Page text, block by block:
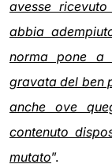
avesse
abbia
norma pone a
gravata del ben
anche ove
contenuto
mutato”.